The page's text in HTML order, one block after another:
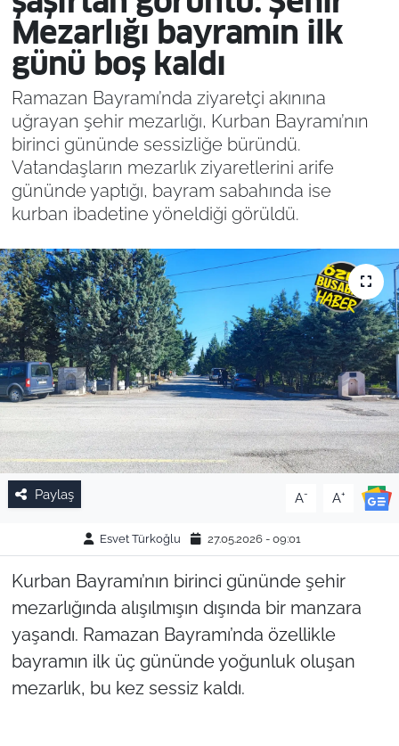
Mezarlığı bayramın ilk
günü boş kaldı
Ramazan Bayramı’nda ziyaretçi akınına
uğrayan şehir mezarlığı, Kurban Bayramı’nın
birinci gününde sessizliğe büründü.
Vatandaşların mezarlık ziyaretlerini arife
gününde yaptığı, bayram sabahında ise
kurban ibadetine yöneldiği görüldü.
Paylaş A- A+
Esvet Türkoğlu 27.05.2026 - 09:01
Kurban Bayramı’nın birinci gününde şehir
mezarlığında alışılmışın dışında bir manzara
yaşandı. Ramazan Bayramı’nda özellikle
bayramın ilk üç gününde yoğunluk oluşan
mezarlık, bu kez sessiz kaldı.